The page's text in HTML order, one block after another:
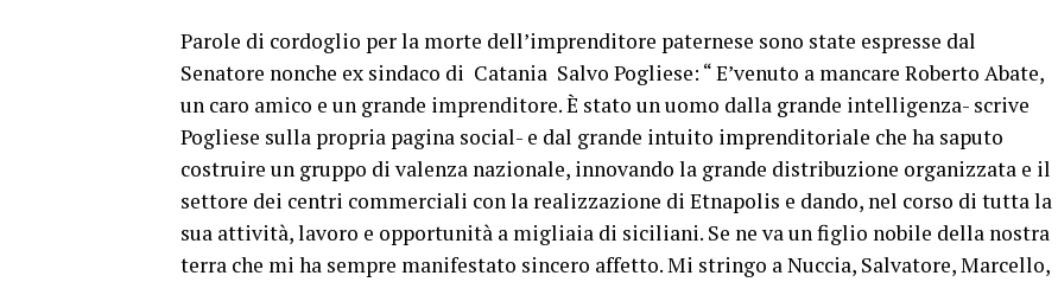
Parole di cordoglio per la morte dell’imprenditore paternese sono state espresse dal
Senatore nonche ex sindaco di Catania Salvo Pogliese: “ E’venuto a mancare Roberto Abate,
un caro amico e un grande imprenditore. È stato un uomo dalla grande intelligenza- scrive
Pogliese sulla propria pagina social- e dal grande intuito imprenditoriale che ha saputo
costruire un gruppo di valenza nazionale, innovando la grande distribuzione organizzata e il
settore dei centri commerciali con la realizzazione di Etnapolis e dando, nel corso di tutta la
sua attività, lavoro e opportunità a migliaia di siciliani. Se ne va un figlio nobile della nostra
terra che mi ha sempre manifestato sincero affetto. Mi stringo a Nuccia, Salvatore, Marcello,